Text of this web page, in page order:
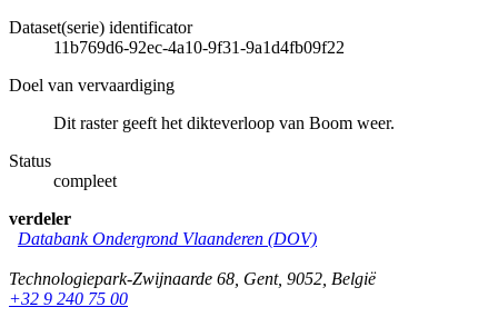
Dataset(serie) identificator
11b769d6-92ec-4a10-9f31-9a1d4fb09f22
Doel van vervaardiging
Dit raster geeft het dikteverloop van Boom weer.
Status
compleet
verdeler
Databank Ondergrond Vlaanderen (DOV)
Technologiepark-Zwijnaarde 68 Gent, 9052 België
+32 9 240 75 00